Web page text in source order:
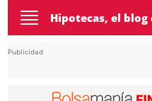
Toggle
navigation
Hipotecas, el blog
Publicidad